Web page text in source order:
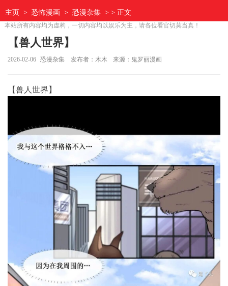
主页 > 恐怖漫画 > 恐漫杂集 > > 正文
本站所有内容均为虚构，一切内容均以娱乐为主，请各位看官切莫当真！
【兽人世界】
2026-02-06 恐漫杂集 发布者：木木 来源：鬼罗丽漫画
【兽人世界】